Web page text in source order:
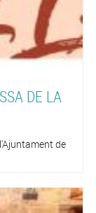
DE LA
de